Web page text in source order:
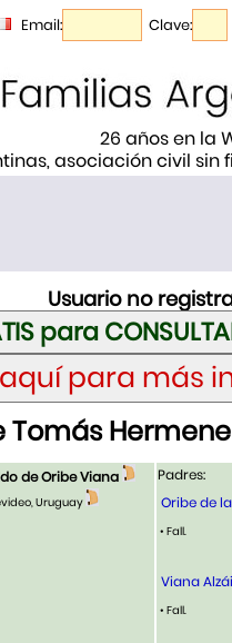
Email: Clave:
26 años en la
asociación civil sin
Usuario no
Tomás
de Oribe Viana
Uruguay
Padres:
Oribe de
• Fall.
Viana
• Fall.